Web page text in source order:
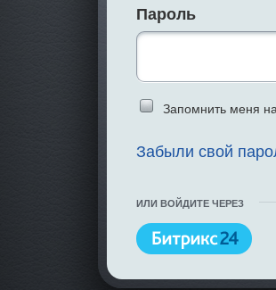
Пароль
Запомнить меня
Забыли свой
ИЛИ ВОЙДИТЕ ЧЕРЕЗ